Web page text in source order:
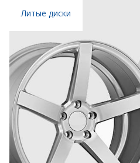
Литые диски